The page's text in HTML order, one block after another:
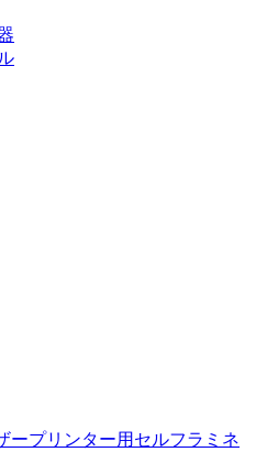
ープリンター用セルフラミネ